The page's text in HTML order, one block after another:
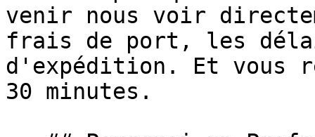
venir nous voir
frais de port, les
d'expédition. Et vous
30 minutes.